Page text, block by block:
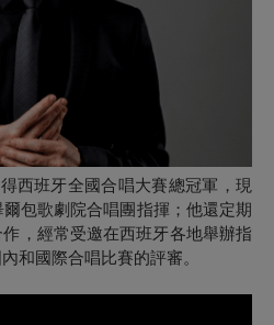
西班牙全國合唱大賽總冠軍，現
包歌劇院合唱團指揮；他還定期
，經常受邀在西班牙各地舉辦指
和國際合唱比賽的評審。